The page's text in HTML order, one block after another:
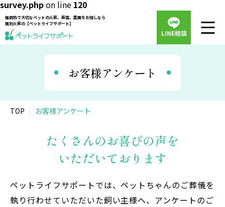
survey.phpon line 120
福岡市で大切なペットの火葬、葬儀、霊園をお探しなら
個別火葬の【ペットライフサポート】
LINE相談
お客様アンケート
TOP お客様アンケート
たくさんのお喜びの声を
いただいております
ペットライフサポートでは、ペットちゃんのご葬儀を
執り行わせていただいた飼い主様へ、 アンケートのご